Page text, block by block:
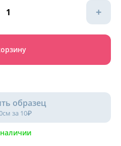
+
образец
за 10₽